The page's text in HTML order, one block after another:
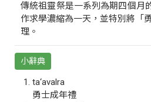
傳統祖靈祭是一系列為期四個月
作求學濃縮為一天，並特別將「
理。
小辭典
ta‘avalra
勇士成年禮